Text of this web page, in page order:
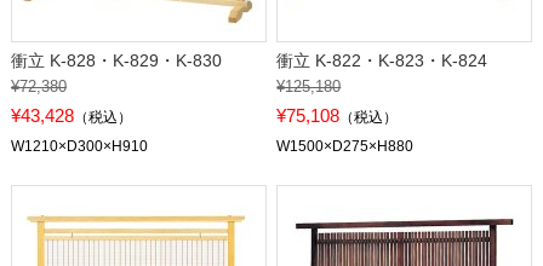
衝立 K-828・K-829・K-830
¥72,380
¥43,428（税込）
W1210×D300×H910
衝立 K-822・K-823・K-824
¥125,180
¥75,108 （税込）
W1500×D275×H880